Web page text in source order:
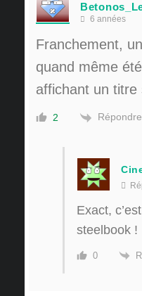
6 années
Franchement,
quand même
affichant un titre
2 Répondre
Exact,
steelbook !
0